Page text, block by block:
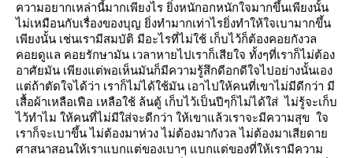
ความอยากเหล่านี้มากเพียงไร ยิ่งหนักอกหนักใจมากขึ้นเพียงนั้น
ไม่เหมือนกับเรื่องของบุญ ยิ่งทำมากเท่าไรยิ่งทำให้ใจเบามากขึ้น
เพียงนั้น เช่นเรามีสมบัติ มีอะไรที่ไม่ใช้ เก็บไว้ก็ต้องคอยกังวล
คอยดูแล คอยรักษามัน เวลาหายไปเราก็เสียใจ ทั้งๆที่เราก็ไม่ต้อง
อาศัยมัน เพียงแต่พอเห็นมันก็มีความรู้สึกดีอกดีใจไปอย่างนั้นเอง
ต่ถ้าตัดใจได้ว่า เราก็ไม่ได้ใช้มัน เอาไปให้คนที่เขาไม่มีดีกว่า มี
เสื้อผ้าเหลือเฟือ เหลือใช้ ล้นตู้ เก็บไว้เป็นปีๆก็ไม่ได้ใส่ ไม่รู้จะเก็บ
ไว้ทำไม ให้คนที่ไม่มีใส่จะดีกว่า ให้เขาแล้วเราจะมีความสุข ใจ
เราก็จะเบาขึ้น ไม่ต้องมาห่วง ไม่ต้องมากังวล ไม่ต้องมาเสียดา
ศาสนาสอนให้เราแบกแต่ของเบาๆ แบกแต่ของที่ให้เรามีความ